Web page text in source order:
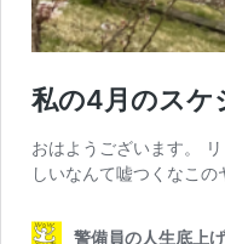
私の4月のスケ
おはようございます。
しいなんて嘘つくなこ
警備員の人生底上